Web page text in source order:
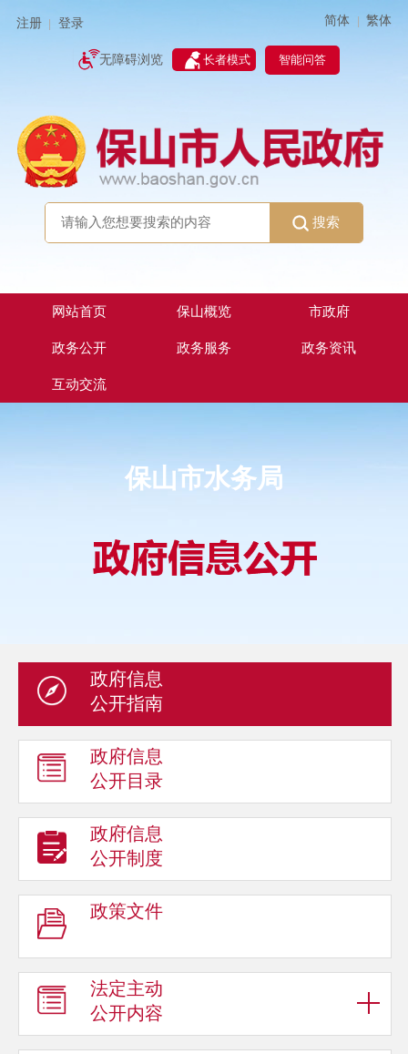
注册 登录 简体 | 繁体
无障碍浏览 长者模式 智能问答
搜索
网站首页 保山概览 市政府
政务公开 政务服务 政务资讯
互动交流
保山市水务局
政府信息
公开指南
政府信息
公开目录
政府信息
公开制度
政策文件
法定主动
公开内容